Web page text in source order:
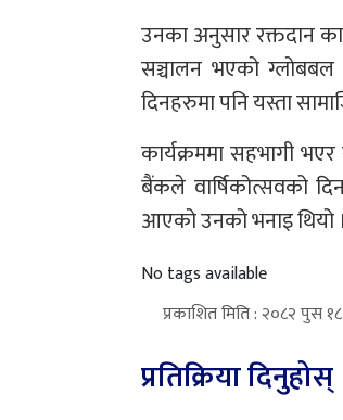
उनका अनुसार रक्तदान
सञ्चालन भएको
दिनहरुमा पनि यस्ता
कार्यक्रममा सहभागी
बैंकले वार्षिकोत्सवको
आएको उनको भनाइ थियो ।
No tags available
प्रकाशित मिति : २०८२ पुस
प्रतिक्रिया दिनुहोस्